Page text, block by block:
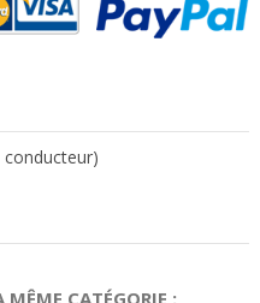
conducteur)
CATÉGORIE :